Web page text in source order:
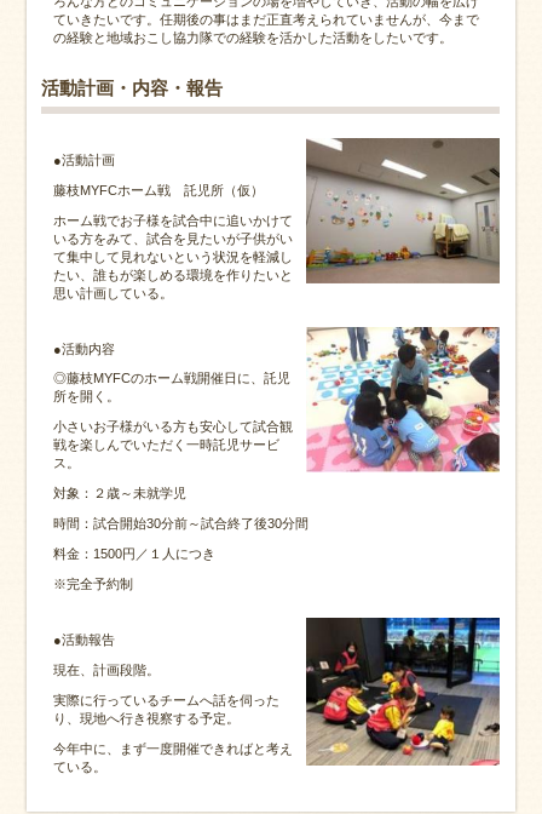
ていきたいです。任期後の事はまだ正直考えられていませんが、今まで
の経験と地域おこし協力隊での経験を活かした活動をしたいです。
活動計画・内容・報告
●活動計画
藤枝MYFCホーム戦 託児所（仮）
ホーム戦でお子様を試合中に追いかけて
いる方をみて、試合を見たいが子供がい
て集中して見れないという状況を軽減し
たい、誰もが楽しめる環境を作りたいと
思い計画している。
●活動内容
◎藤枝MYFCのホーム戦開催日に、託児
所を開く。
小さいお子様がいる方も安心して試合観
戦を楽しんでいただく一時託児サービ
ス。
対象：２歳～未就学児
時間：試合開始30分前～試合終了後30分間
料金：1500円／１人につき
※完全予約制
●活動報告
現在、計画段階。
実際に行っているチームへ話を伺った
り、現地へ行き視察する予定。
今年中に、まず一度開催できればと考え
ている。